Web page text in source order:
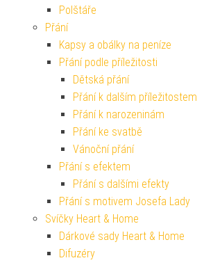
Polštáře
Přání
Kapsy a obálky na peníze
Přání podle příležitosti
Dětská přání
Přání k dalším příležitostem
Přání k narozeninám
Přání ke svatbě
Vánoční přání
Přání s efektem
Přání s dalšími efekty
Přání s motivem Josefa Lady
Svíčky Heart & Home
Dárkové sady Heart & Home
Difuzéry